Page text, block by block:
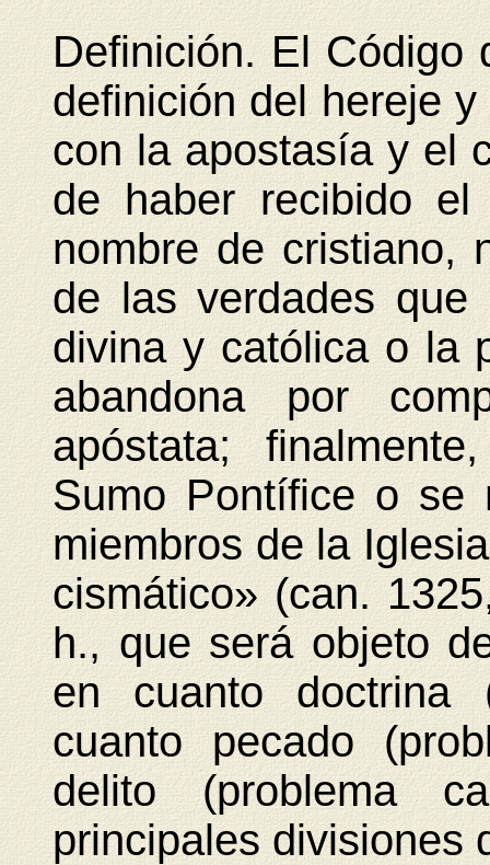
Definición. El Código
definición del hereje
con la apostasía y el
de haber recibido el
nombre de cristiano,
de las verdades
divina y católica o la
abandona por
apóstata;
Sumo Pontífice o se
miembros de la
cismático» (can.
h., que será objeto
en cuanto doctrina
cuanto pecado
delito (problema
principales divisiones